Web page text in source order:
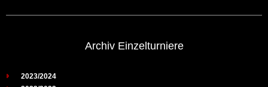
Archiv Einzelturniere
2023/2024